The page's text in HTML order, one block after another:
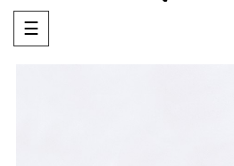
Basculer
la
☰